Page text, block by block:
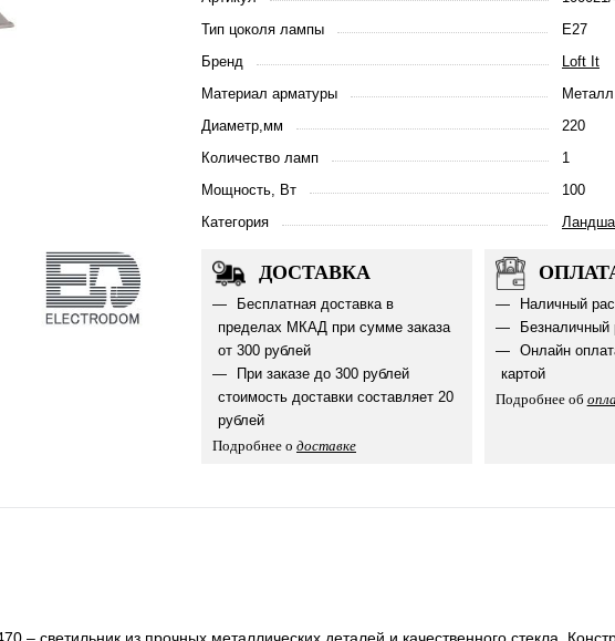
Тип цоколя лампы
E27
Бренд
Loft It
Материал арматуры
Металл
Диаметр,мм
220
Количество ламп
1
Мощность, Вт
100
Категория
ДОСТАВКА
Бесплатная доставка в
пределах МКАД при сумме заказа
от 300 рублей
При заказе до 300 рублей
стоимость доставки составляет 20
рублей
Подробнее о доставке
Наличный
Безналичный
Онлайн
картой
Подробнее об